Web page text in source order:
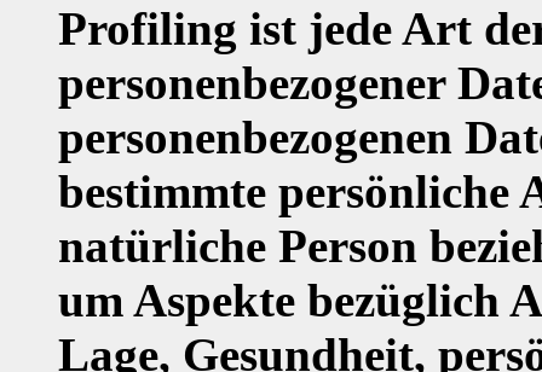
Profiling ist jede Art
personenbezogener
personenbezogenen
bestimmte persönliche
natürliche Person
um Aspekte bezüglich
Lage, Gesundheit,